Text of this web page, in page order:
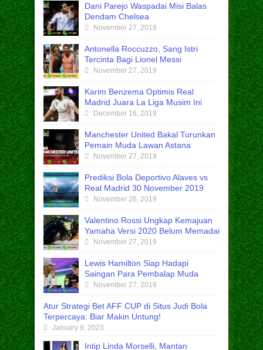
Dani Parejo Waspadai Misi Balas
Dendam Chelsea
November 27, 2019
Antonella Roccuzzo, Sang Istri
Tercinta Bagi Lionel Messi
November 27, 2019
Karim Benzema Optimis Real
Madrid Juara La Liga Musim Ini
December 16, 2019
Manchester United Bakal Turunkan
Pemain Muda Lawan Astana
November 27, 2019
Prediksi Bola Deportivo Alaves vs
Real Madrid 30 November 2019
November 26, 2019
Valentino Rossi Ungkap Kemajuan
Yamaha Versi 2020 Belum Memadai
November 27, 2019
Lewis Hamilton Siap Hadapi
Saingan Para Pembalap Muda
November 27, 2019
Atur Strategi Bet AFF CUP di Situs Judi Bola
Terpercaya: Biar Makin Untung!
January 9, 2023
Intip Linda Morselli, Mantan